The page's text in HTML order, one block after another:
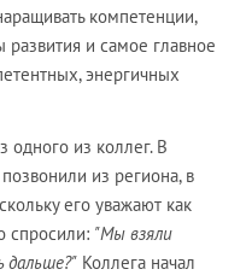
компетенции,
и самое главное
энергичных
одного из коллег. В
из региона, в
его уважают как
спросили: "Мы взяли
Коллега начал